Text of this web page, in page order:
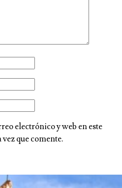
electrónico y web en este
que comente.